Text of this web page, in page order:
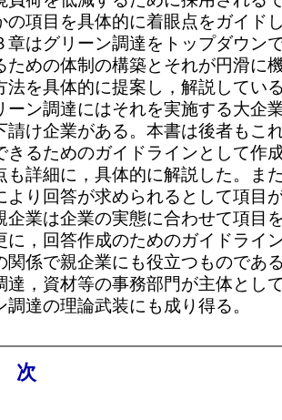
の項目を具体的に着眼点をガイド
はグリーン調達をトップダウン
ための体制の構築とそれが円滑に
法を具体的に提案し，解説してい
ン調達にはそれを実施する大企
請け企業がある。本書は後者もこ
きるためのガイドラインとして作
も詳細に，具体的に解説した。ま
より回答が求められるとして項目
企業は企業の実態に合わせて項目
に，回答作成のためのガイドライ
関係で親企業にも役立つものであ
達，資材等の事務部門が主体とし
調達の理論武装にも成り得る。